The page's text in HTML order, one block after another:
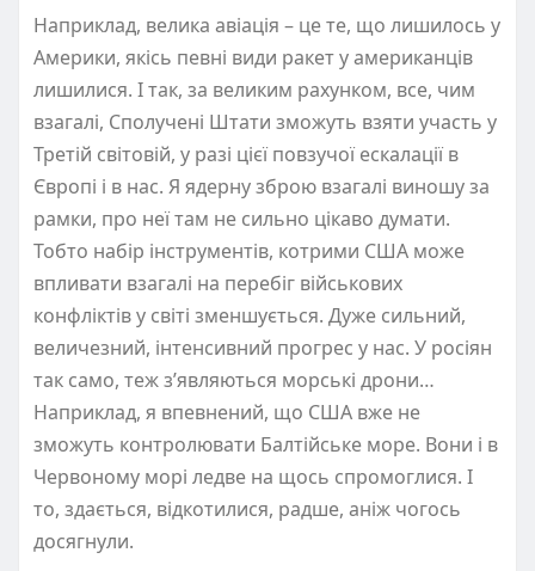
Наприклад, велика авіація – це те, що лишилось у
Америки, якісь певні види ракет у американців
лишилися. І так, за великим рахунком, все, чим
взагалі, Сполучені Штати зможуть взяти участь у
Третій світовій, у разі цієї повзучої ескалації в
Європі і в нас. Я ядерну зброю взагалі виношу за
рамки, про неї там не сильно цікаво думати.
Тобто набір інструментів, котрими США може
впливати взагалі на перебіг військових
конфліктів у світі зменшується. Дуже сильний,
величезний, інтенсивний прогрес у нас. У росіян
так само, теж з’являються морські дрони…
Наприклад, я впевнений, що США вже не
зможуть контролювати Балтійське море. Вони і в
Червоному морі ледве на щось спромоглися. І
то, здається, відкотилися, радше, аніж чогось
досягнули.